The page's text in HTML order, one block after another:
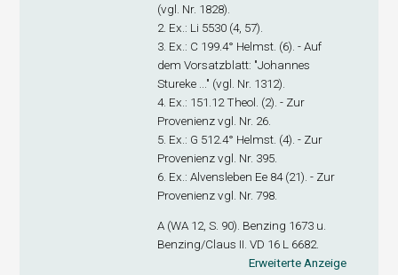
(vgl. Nr. 1828).
2. Ex. : Li 5530 (4, 57).
3. Ex. : C 199.4° Helmst. (6). - Auf
dem Vorsatzblatt: "Johannes
Stureke ..." (vgl. Nr. 1312).
4. Ex. : 151.12 Theol. (2). - Zur
Provenienz vgl. Nr. 26.
5. Ex. : G 512.4° Helmst. (4). - Zur
Provenienz vgl. Nr. 395.
6. Ex. : Alvensleben Ee 84 (21). - Zur
Provenienz vgl. Nr. 798.
A (WA 12, S. 90). Benzing 1673 u.
Benzing/Claus II. VD 16 L 6682.
Erweiterte Anzeige